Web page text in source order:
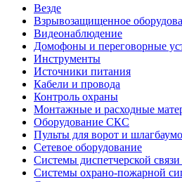
Везде
Взрывозащищенное
Видеонаблюдение
Домофоны и переговорные
Инструменты
Источники питания
Кабели и провода
Контроль охраны
Монтажные и расходные
Оборудование СКС
Пульты для ворот и
Сетевое оборудование
Системы диспетчерской
Системы охрано-пожарной